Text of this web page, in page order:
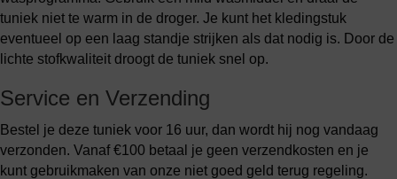
tuniek niet te warm in de droger. Je kunt het kledingstuk
eventueel op een laag standje strijken als dat nodig is. Door de
lichte stofkwaliteit droogt de tuniek snel op.
Service en Verzending
Bestel je deze tuniek voor 16 uur, dan wordt hij nog vandaag
verzonden. Vanaf €100 betaal je geen verzendkosten en je
kunt gebruikmaken van onze niet goed geld terug regeling.